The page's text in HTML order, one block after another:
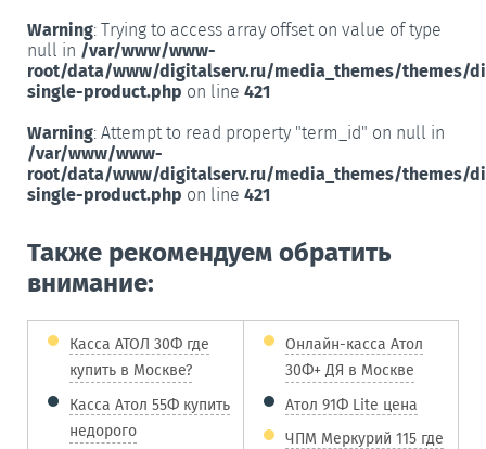
Warning: Trying to access array offset on value of type
null in /var/www/www-
root/data/www/digitalserv.ru/media_themes/themes/
single-product.php on line 421
Warning: Attempt to read property "term_id" on null in
/var/www/www-
root/data/www/digitalserv.ru/media_themes/themes/
single-product.php on line 421
Также рекомендуем обратить
внимание:
Касса АТОЛ 30Ф где
купить в Москве?
Касса Атол 55Ф купить
недорого
Онлайн-касса Атол
30Ф+ ДЯ в Москве
Атол 91Ф Lite цена
ЧПМ Меркурий 115 где